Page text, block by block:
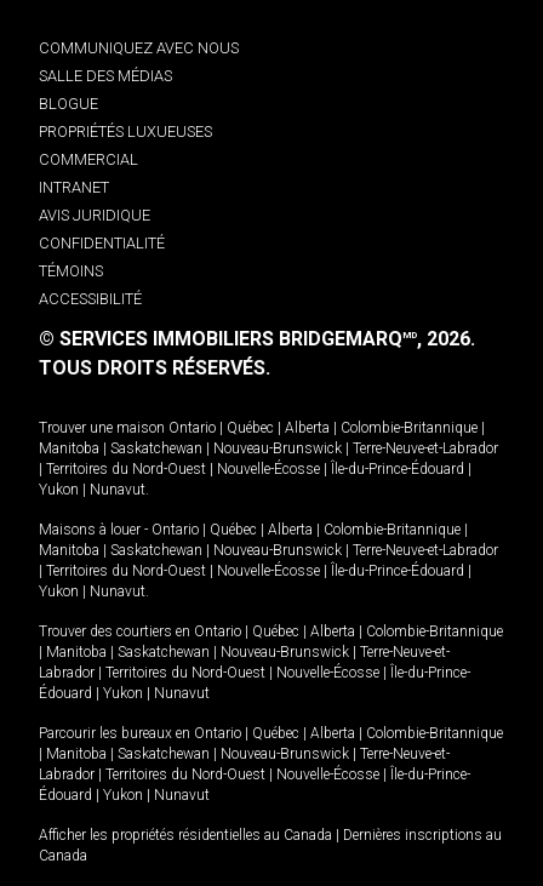
COMMUNIQUEZ AVEC NOUS
SALLE DES MÉDIAS
BLOGUE
PROPRIÉTÉS LUXUEUSES
COMMERCIAL
INTRANET
AVIS JURIDIQUE
CONFIDENTIALITÉ
TÉMOINS
ACCESSIBILITÉ
© SERVICES IMMOBILIERS BRIDGEMARQMD, 2026.
TOUS DROITS RÉSERVÉS.
Trouver une maison Ontario Québec Alberta Colombie-Britannique
Manitoba
Saskatchewan Nouveau-Brunswick
Terre-Neuve-et-Labrador
Territoires du Nord-Ouest Nouvelle-Écosse Île-du-Prince-Édouard
Yukon
Nunavut.
Maisons à louer - Ontario Québec Alberta Colombie-Britannique
Manitoba
Saskatchewan Nouveau-Brunswick
Terre-Neuve-et-Labrador
Territoires du Nord-Ouest Nouvelle-Écosse Île-du-Prince-Édouard
Yukon
Nunavut.
Trouver des courtiers en Ontario Québec Alberta
Colombie-Britannique
Manitoba Saskatchewan Nouveau-Brunswick
Terre-Neuve-et-
Labrador
Territoires du Nord-Ouest Nouvelle-Écosse
Île-du-Prince-
Édouard
Yukon Nunavut
Parcourir les bureaux en Ontario Québec Alberta
Colombie-Britannique
Manitoba Saskatchewan Nouveau-Brunswick
Terre-Neuve-et-
Labrador
Territoires du Nord-Ouest Nouvelle-Écosse
Île-du-Prince-
Édouard
Yukon Nunavut
Afficher les propriétés résidentielles au Canada
Dernières inscriptions au
Canada